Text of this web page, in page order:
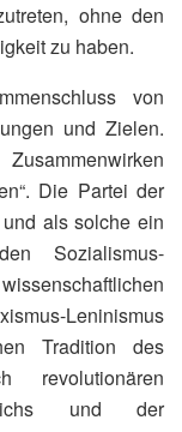
ohne den
zu haben.
von
und Zielen.
Die Partei der
als solche ein
Sozialismus-
Leninismus
Tradition des
revolutionären
und der